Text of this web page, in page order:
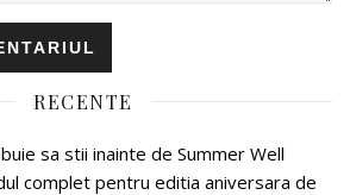
RECENTE
sa stii inainte de Summer Well
complet pentru editia aniversara de